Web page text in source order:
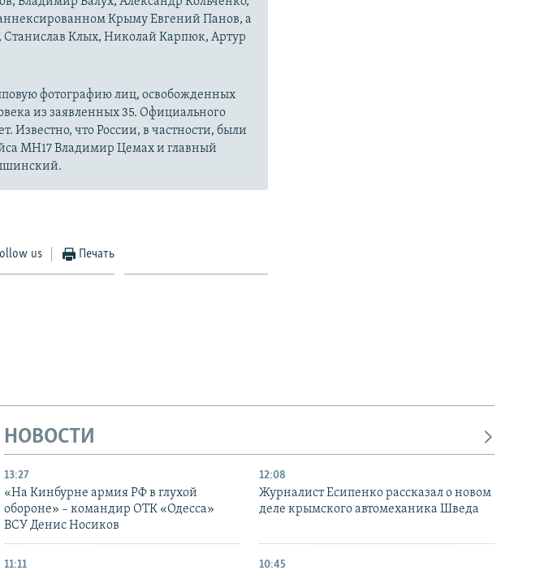
Крыму Евгений Панов, а
Клых, Николай Карпюк, Артур
фотографию лиц, освобожденных
из заявленных 35. Официального
Известно, что России, в частности, были
MH17 Владимир Цемах и главный
us Печать
НОВОСТИ
13:27
«На Кинбурне армия РФ в глухой
обороне» – командир ОТК «Одесса»
ВСУ Денис Носиков
12:08
Журналист Есипенко рассказал о новом
деле крымского автомеханика Шведа
11:11 10:45